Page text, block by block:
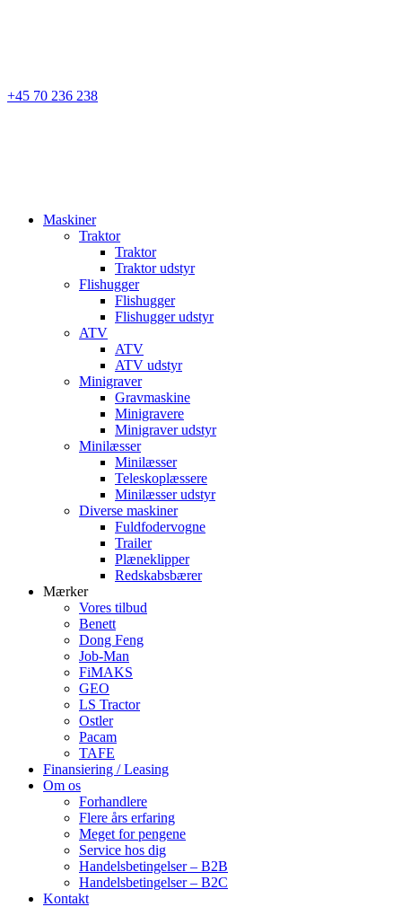
+45 70 236 238
Maskiner
Traktor
Traktor
Traktor udstyr
Flishugger
Flishugger
Flishugger udstyr
ATV
ATV
ATV udstyr
Minigraver
Gravmaskine
Minigravere
Minigraver udstyr
Minilæsser
Minilæsser
Teleskoplæssere
Minilæsser udstyr
Diverse maskiner
Fuldfodervogne
Trailer
Plæneklipper
Redskabsbærer
Mærker
Vores tilbud
Benett
Dong Feng
Job-Man
FiMAKS
GEO
LS Tractor
Ostler
Pacam
TAFE
Finansiering / Leasing
Om os
Forhandlere
Flere års erfaring
Meget for pengene
Service hos dig
Handelsbetingelser – B2B
Handelsbetingelser – B2C
Kontakt